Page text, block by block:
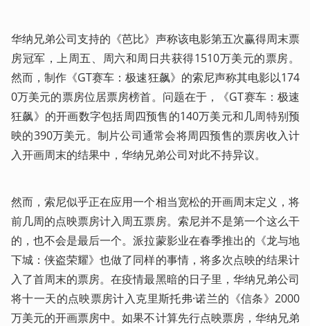
华纳兄弟公司支持的《芭比》声称该电影第五次赢得周末票
房冠军，上周五、周六和周日共获得1510万美元的票房。
然而，制作《GT赛车：极速狂飙》的索尼声称其电影以174
0万美元的票房位居票房榜首。问题在于，《GT赛车：极速
狂飙》的开画数字包括周四预售的140万美元和几周特别预
映的390万美元。制片公司通常会将周四预售的票房收入计
入开画周末的结果中，华纳兄弟公司对此不持异议。
然而，索尼似乎正在应用一个相当宽松的开画周末定义，将
前几周的点映票房计入周五票房。索尼并不是第一个这么干
的，也不会是最后一个。派拉蒙影业在春季推出的《龙与地
下城：侠盗荣耀》也做了同样的事情，将多次点映的结果计
入了首周末的票房。在疫情最黑暗的日子里，华纳兄弟公司
将十一天的点映票房计入克里斯托弗·诺兰的《信条》2000
万美元的开画票房中。如果不计算先行点映票房，华纳兄弟